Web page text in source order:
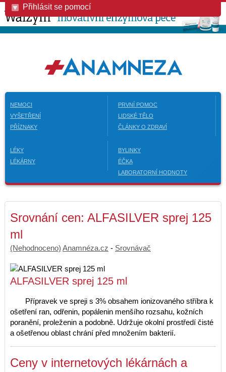
Přihlásit se pomocí
NEMOCI
VYŠETŘENÍ
PŘÍZNAKY
PRVNÍ POMOC
LIDSKÉ TĚLO
ČLÁNKY O ZDRAVÍ
LÉKY
LÉKÁRNY
BYLINKY
ÉČKA
LABORATORNÍ HODNOTY
Srovnání cen: ALFASILVER sprej 125
ml
(Nehodnoceno) Anamnéza.cz - Srovnávač
ALFASILVER sprej 125 ml
Přípravek ve spreji s 3% obsahem ionizovaného stříbra k
ošetření ran, odřenin, popálenin menšího rozsahu, kožních
poranění, proleženin a podobně. Udržuje okolní prostředí čisté
a ošetřenou oblast chrání před množením bakterií.
Ceny v internetových lékárnách a